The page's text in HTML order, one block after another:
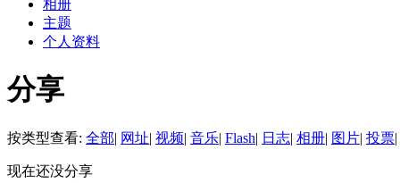
相册
主题
个人资料
分享
按类型查看: 全部| 网址| 视频| 音乐| Flash| 日志| 相册| 图片| 投票|
现在还没分享